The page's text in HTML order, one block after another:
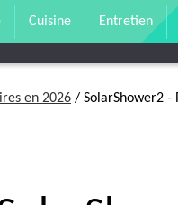
Cuisine Entretien
en 2026 / SolarShower2 -